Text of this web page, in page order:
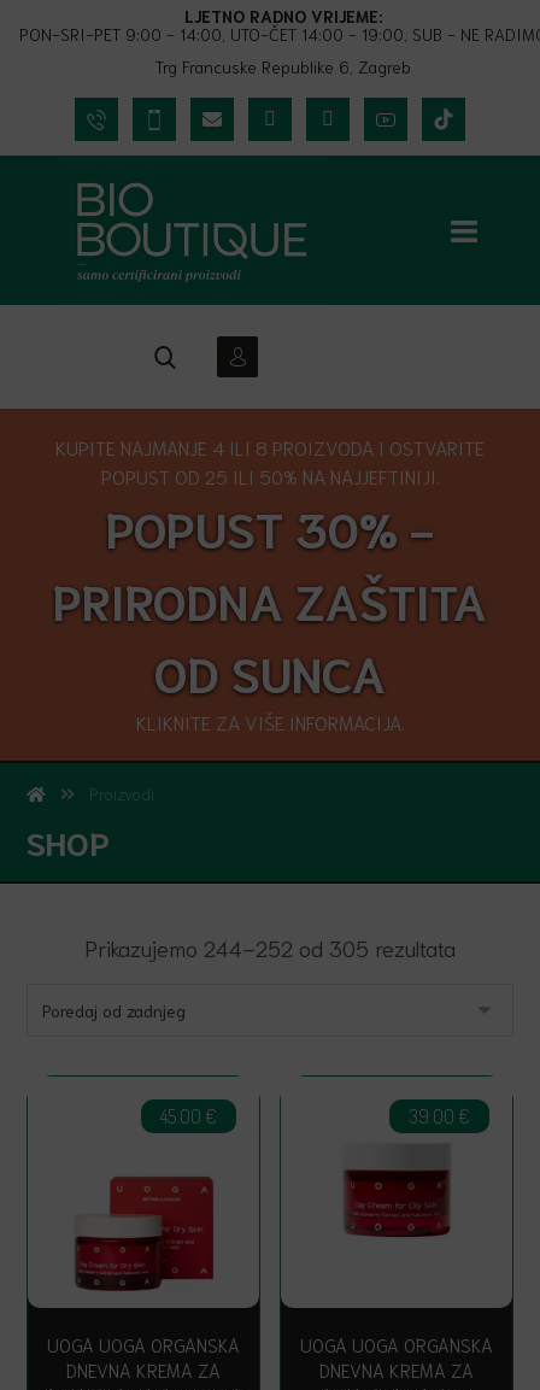
LJETNO RADNO VRIJEME:
PON-SRI-PET 9:00 - 14:00, UTO-ČET 14:00 - 19:00, SUB - NE
Trg Francuske Republike 6, Zagreb
KUPITE NAJMANJE 4 ILI 8 PROIZVODA I OSTVARITE
POPUST OD 25 ILI 50% NA NAJJEFTINIJI.
POPUST 30% -
PRIRODNA ZAŠTITA
OD SUNCA
KLIKNITE ZA VIŠE INFORMACIJA.
Proizvodi
SHOP
Prikazujemo 244–252 od 305 rezultata
UOGA UOGA ORGANSKA
DNEVNA KREMA ZA
45.00 €
UOGA UOGA ORGANSKA
DNEVNA KREMA ZA
39.00 €